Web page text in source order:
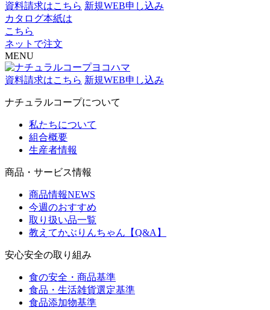
資料請求はこちら 新規WEB申し込み
カタログ本紙は
こちら
ネットで注文
MENU
資料請求はこちら 新規WEB申し込み
ナチュラルコープについて
私たちについて
組合概要
生産者情報
商品・サービス情報
商品情報NEWS
今週のおすすめ
取り扱い品一覧
教えてかぶりんちゃん【Q&A】
安心安全の取り組み
食の安全・商品基準
食品・生活雑貨選定基準
食品添加物基準